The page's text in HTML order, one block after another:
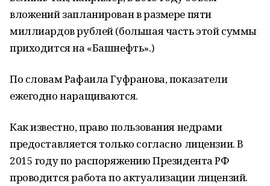
вложений запланирован в размере пяти
миллиардов рублей (большая часть этой суммы
приходится на «Башнефть».)
По словам Рафаила Гуфранова, показатели
ежегодно наращиваются.
Как известно, право пользования недрами
предоставляется только согласно лицензии. В
2015 году по распоряжению Президента РФ
проводится работа по актуализации лицензий.